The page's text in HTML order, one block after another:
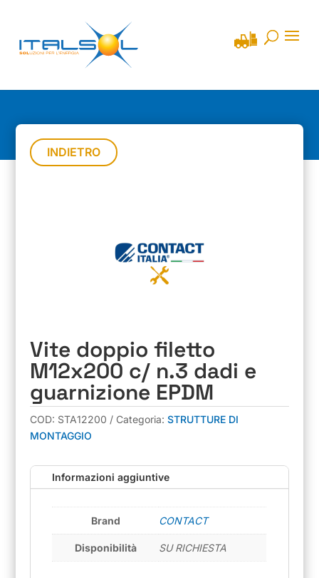
INDIETRO
Vite doppio filetto
M12x200 c/ n.3 dadi e
guarnizione EPDM
COD: STA12200 Categoria:STRUTTURE DI
MONTAGGIO
Informazioni aggiuntive
Brand CONTACT
Disponibilità SU RICHIESTA